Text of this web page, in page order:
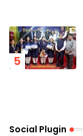
Social Plugin